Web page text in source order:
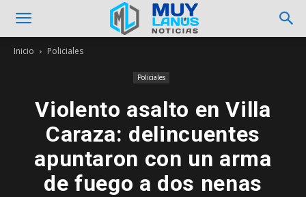
Inicio Policiales
Policiales
Violento asalto en Villa
Caraza: delincuentes
apuntaron con un arma
de fuego a dos nenas